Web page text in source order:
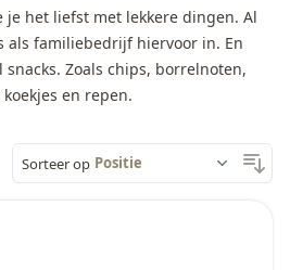
je het liefst met lekkere dingen. Al
als familiebedrijf hiervoor in. En
Zoals chips, borrelnoten,
en repen.
Sorteer op